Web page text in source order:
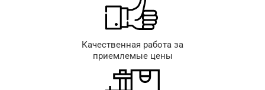
Качественная работа за
приемлемые цены